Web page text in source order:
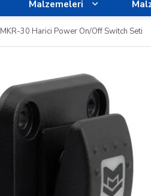
Malzemeleri
MKR-30 Harici Power On/Off Switch Seti